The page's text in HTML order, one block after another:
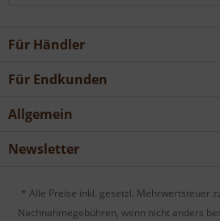
Für Händler
Für Endkunden
Allgemein
Newsletter
* Alle Preise inkl. gesetzl. Mehrwertsteuer
Nachnahmegebühren, wenn nicht anders